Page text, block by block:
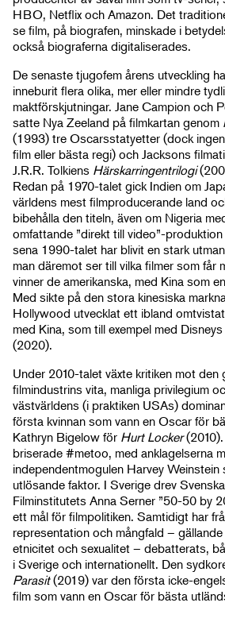
HBO, Netflix och Amazon. Det
se film, på biografen, minskade i
också biograferna digitaliserades.
De senaste tjugofem årens utveckling
inneburit flera olika, mer eller mindre
maktförskjutningar. Jane Campion och
satte Nya Zeeland på filmkartan genom
(1993) tre Oscarsstatyetter (dock
film eller bästa regi) och Jacksons
J.R.R. Tolkiens Härskarringentrilogi
Redan på 1970-talet gick Indien om
världens mest filmproducerande land
bibehålla den titeln, även om Nigeria
omfattande ”direkt till video”-
sena 1990-talet har blivit en stark
man däremot ser till vilka filmer som får
vinner de amerikanska, med Kina som
Med sikte på den stora kinesiska
Hollywood utvecklat ett ibland
med Kina, som till exempel med Disneys
(2020).
Under 2010-talet växte kritiken mot den
filmindustrins vita, manliga privilegium
västvärldens (i praktiken USAs)
första kvinnan som vann en Oscar för
Kathryn Bigelow för Hurt Locker
briserade #metoo, med anklagelserna
independentmogulen Harvey Weinstein
utlösande faktor. I Sverige drev Svenska
Filminstitutets Anna Serner ”50-50 by
ett mål för filmpolitiken. Samtidigt har
representation och mångfald – gällande
etnicitet och sexualitet – debatterats,
i Sverige och internationellt. Den
Parasit(2019) var den första icke-
film som vann en Oscar för bästa